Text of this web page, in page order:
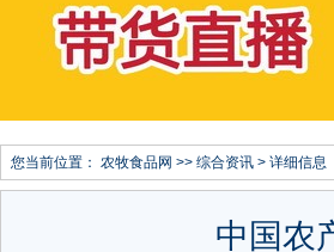
您当前位置： 农牧食品网 >> 综合资讯 > 详细信息
中国农